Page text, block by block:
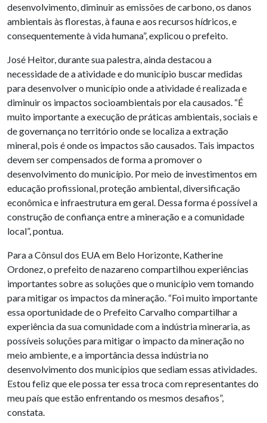
desenvolvimento, diminuir as emissões de carbono, os danos
ambientais às florestas, à fauna e aos recursos hídricos, e
consequentemente à vida humana”, explicou o prefeito.
José Heitor, durante sua palestra, ainda destacou a
necessidade de a atividade e do município buscar medidas
para desenvolver o município onde a atividade é realizada e
diminuir os impactos socioambientais por ela causados. “É
muito importante a execução de práticas ambientais, sociais e
de governança no território onde se localiza a extração
mineral, pois é onde os impactos são causados. Tais impactos
devem ser compensados de forma a promover o
desenvolvimento do município. Por meio de investimentos em
educação profissional, proteção ambiental, diversificação
econômica e infraestrutura em geral. Dessa forma é possível a
construção de confiança entre a mineração e a comunidade
local”, pontua.
Para a Cônsul dos EUA em Belo Horizonte, Katherine
Ordonez, o prefeito de nazareno compartilhou experiências
importantes sobre as soluções que o município vem tomando
para mitigar os impactos da mineração. “Foi muito importante
essa oportunidade de o Prefeito Carvalho compartilhar a
experiência da sua comunidade com a indústria mineraria, as
possíveis soluções para mitigar o impacto da mineração no
meio ambiente, e a importância dessa indústria no
desenvolvimento dos municípios que sediam essas atividades.
Estou feliz que ele possa ter essa troca com representantes do
meu país que estão enfrentando os mesmos desafios”,
constata.